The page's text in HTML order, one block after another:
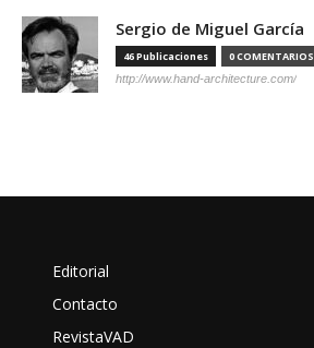
Sergio de Miguel García
46 Publicaciones 0 COMENTARIOS
http://www.hand-architecture.com/
Editorial
Contacto
RevistaVAD